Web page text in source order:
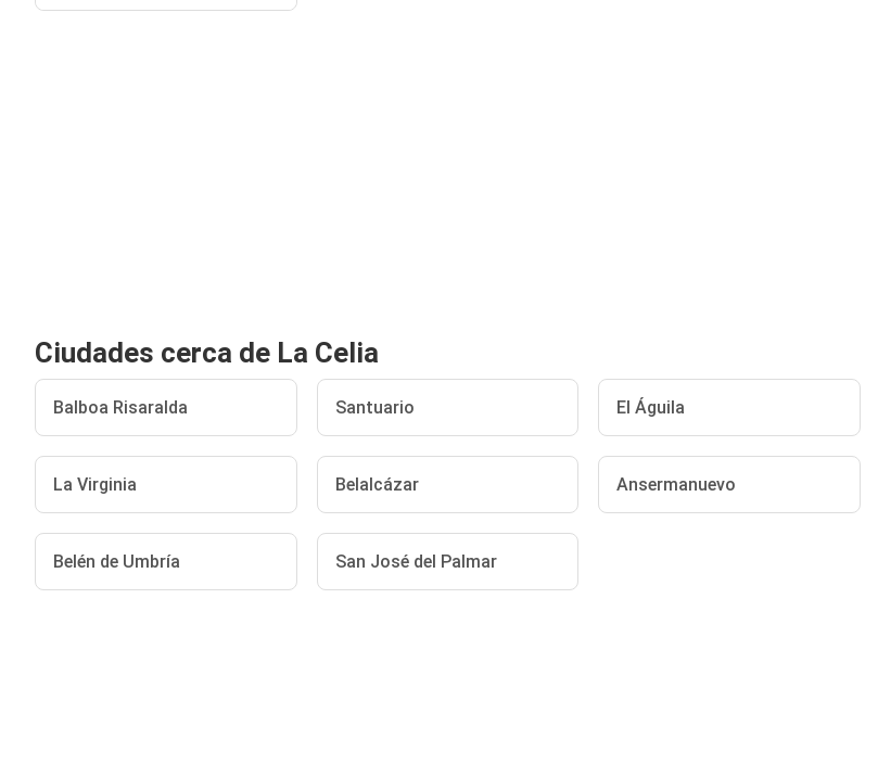
Ciudades cerca de La Celia
Balboa Risaralda Santuario El Águila
La Virginia Belalcázar Ansermanuevo
Belén de Umbría San José del Palmar